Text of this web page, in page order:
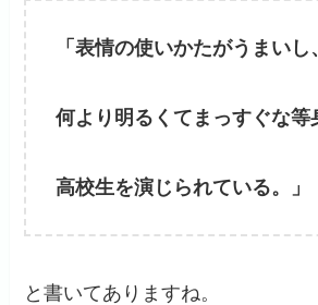
「表情の使いかたがうまいし
何より明るくてまっすぐな等
高校生を演じられている。」
と書いてありますね。